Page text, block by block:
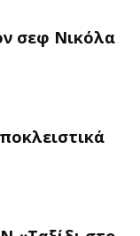
σεφ Νικόλα